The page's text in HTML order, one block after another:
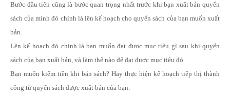
Bước đầu tiên cũng là bước quan trọng nhất trước khi bạn xuất bản quyển
sách của mình đó chính là lên kế hoạch cho quyển sách của bạn muốn xuất
bản.
Lên kế hoạch đó chính là bạn muốn đạt được mục tiêu gì sau khi quyển
sách của bạn xuất bản, và làm thế nào để đạt được mục tiêu đó.
Bạn muốn kiếm tiền khi bán sách? Hay thực hiện kế hoạch tiếp thị thành
công từ quyển sách được xuất bản của bạn.